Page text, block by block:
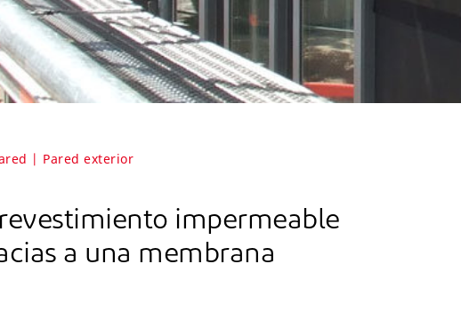
| Pared exterior
impermeable
a una membrana